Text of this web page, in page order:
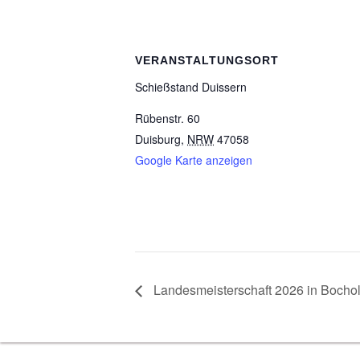
VERANSTALTUNGSORT
Schieß­stand Duissern
Rübenstr. 60
Duisburg, NRW 47058
Google Karte anzeigen
Lan­des­meis­ter­schaft 2026 in